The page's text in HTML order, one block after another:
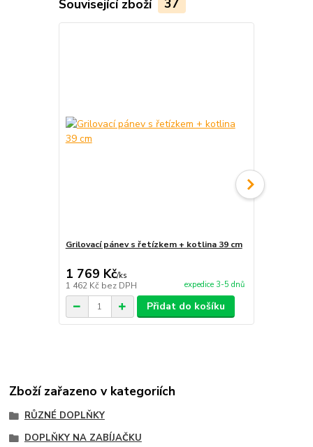
Související zboží 37
Grilovací pánev s řetízkem + kotlina 39 cm
1 769 Kč/ks
1 462 Kč bez DPH expedice 3-5 dnů
Přidat do košíku
Zboží zařazeno v kategoriích
RŮZNÉ DOPLŇKY
DOPLŇKY NA ZABÍJAČKU